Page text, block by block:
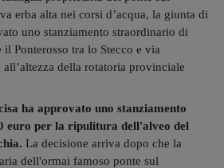
erba alta nei corsi d’acqua, la giunta di
uno stanziamento straordinario di
Ponterosso tra lo Stecco e via
della rotatoria provinciale
ha approvato uno stanziamento
euro per la ripulitura dell'alveo del
La decisione arriva dopo che la
dell'ormai famoso ponte sul